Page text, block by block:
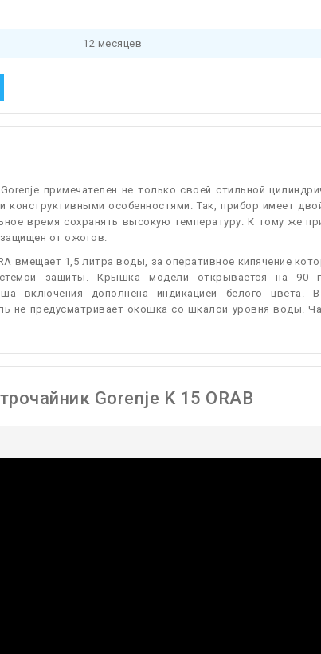
12 месяцев
примечателен не только своей стильной
конструктивными особенностями. Так, прибор имеет
время сохранять высокую температуру. К тому же
от ожогов.
вмещает 1,5 литра воды, за оперативное кипячение
защиты. Крышка модели открывается на 90
включения дополнена индикацией белого цвета.
не предусматривает окошка со шкалой уровня воды.
Gorenje K 15 ORAB